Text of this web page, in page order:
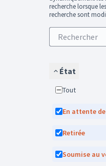
recherche lorsque
recherche sont
État
Tout
En attente
Retirée
Soumise au